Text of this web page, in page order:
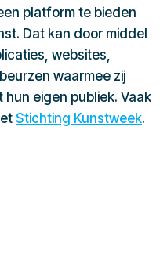
platform te bieden
Dat kan door middel
websites,
waarmee zij
eigen publiek. Vaak
Stichting Kunstweek.